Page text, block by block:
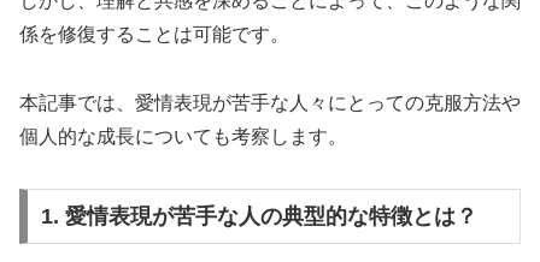
係を修復することは可能です。
本記事では、愛情表現が苦手な人々にとっての克服方法や
個人的な成長についても考察します。
1. 愛情表現が苦手な人の典型的な特徴とは？